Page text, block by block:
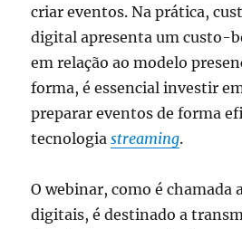
criar eventos. Na prática,
digital apresenta um custo-
em relação ao modelo
forma, é essencial investir
preparar eventos de forma
tecnologiastreaming.
O webinar, como é chamada
digitais, é destinado a